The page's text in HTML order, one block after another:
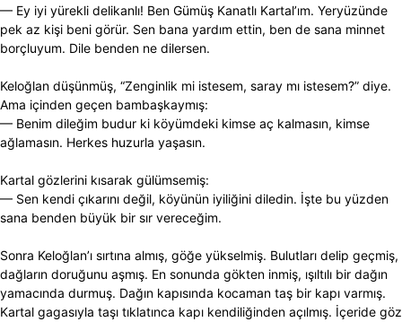
— Ey iyi yürekli delikanlı! Ben Gümüş Kanatlı Kartal’ım. Yeryüzünde
pek az kişi beni görür. Sen bana yardım ettin, ben de sana minnet
borçluyum. Dile benden ne dilersen.
Keloğlan düşünmüş, “Zenginlik mi istesem, saray mı istesem?” diye.
Ama içinden geçen bambaşkaymış:
— Benim dileğim budur ki köyümdeki kimse aç kalmasın, kimse
ağlamasın. Herkes huzurla yaşasın.
Kartal gözlerini kısarak gülümsemiş:
— Sen kendi çıkarını değil, köyünün iyiliğini diledin. İşte bu yüzden
sana benden büyük bir sır vereceğim.
Sonra Keloğlan’ı sırtına almış, göğe yükselmiş. Bulutları delip geçmiş,
dağların doruğunu aşmış. En sonunda gökten inmiş, ışıltılı bir dağın
yamacında durmuş. Dağın kapısında kocaman taş bir kapı varmış.
Kartal gagasıyla taşı tıklatınca kapı kendiliğinden açılmış. İçeride göz